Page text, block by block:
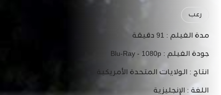
رعب
مدة الفيلم : 91 دقيقة
جودة الفيلم : Blu-Ray - 1080p
انتاج : الولايات المتحدة الأمريكية
اللغة : الإنجليزية